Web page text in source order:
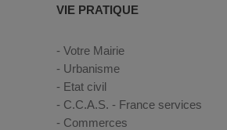
VIE PRATIQUE
Votre Mairie
Urbanisme
Etat civil
C.C.A.S. - France services
Commerces